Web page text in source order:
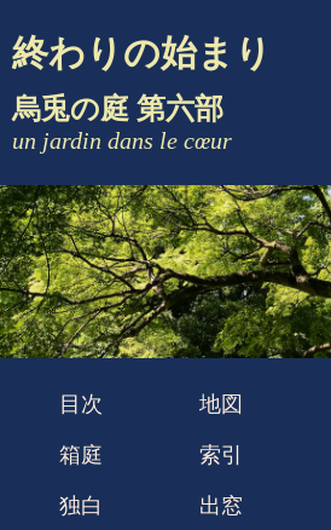
終わりの始まり
烏兎の庭 第六部
un jardin dans le cœur
目次 地図
箱庭 索引
独白 出窓